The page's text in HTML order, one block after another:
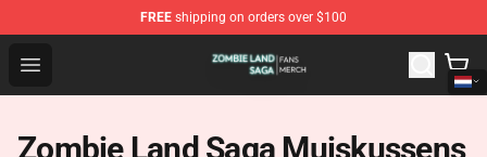
FREE shipping on orders over $100
Open menu
Zombie Land Saga Shop - Official Zombie Land Saga
Zombie Land Saga Muiskussens